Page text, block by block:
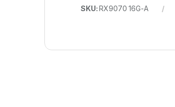
SKU:RX9070 16G-A